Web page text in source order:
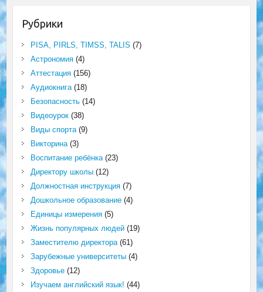
Рубрики
PISA, PIRLS, TIMSS, TALIS (7)
Астрономия(4)
Аттестация(156)
Аудиокнига(18)
Безопасность(14)
Видеоурок(38)
Виды спорта(9)
Викторина(3)
Воспитание ребёнка(23)
Директору школы(12)
Должностная инструкция(7)
Дошкольное образование(4)
Единицы измерения(5)
Жизнь популярных людей(19)
Заместителю директора(61)
Зарубежные университеты(4)
Здоровье(12)
Изучаем английский язык! (44)